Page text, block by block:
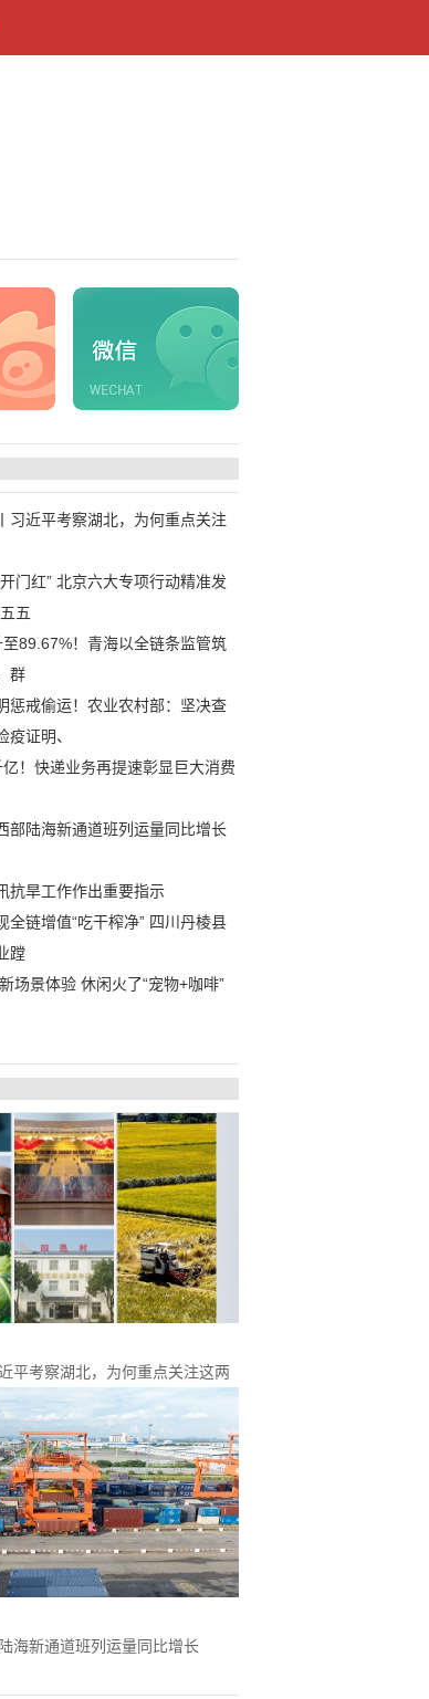
习近平考察湖北，为何重点关注
门红” 北京六大专项行动精准发
五
89.67%！青海以全链条监管筑
群
惩戒偷运！农业农村部：坚决查
疫证明、
！快递业务再提速彰显巨大消费
部陆海新通道班列运量同比增长
抗旱工作作出重要指示
全链增值“吃干榨净” 四川丹棱县
蹚
场景体验 休闲火了“宠物+咖啡”
平考察湖北，为何重点关注这两
海新通道班列运量同比增长